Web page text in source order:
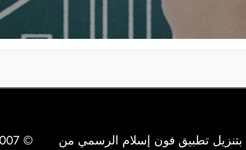
تطبيق فون إسلام الرسمي من
© 2007 - 2026 | جميع الحقوق محفوظة لشركة